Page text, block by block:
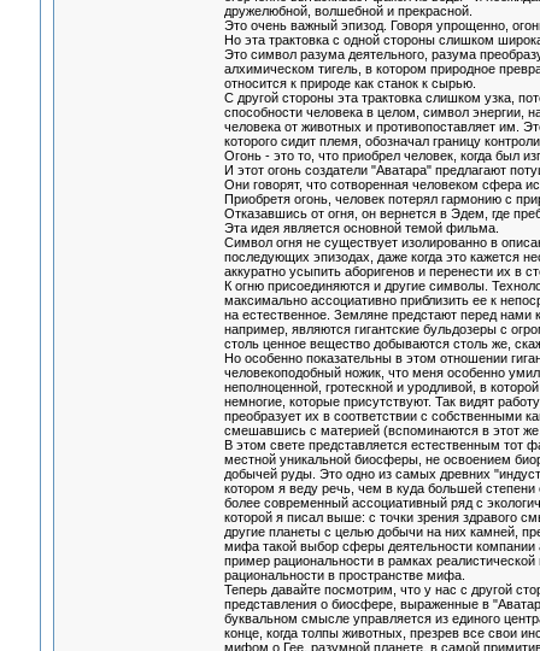
дружелюбной, волшебной и прекрасной.
Это очень важный эпизод. Говоря упрощенно,
Но эта трактовка с одной стороны слишком
Это символ разума деятельного, разума
алхимическом тигель, в котором природное
относится к природе как станок к сырью.
С другой стороны эта трактовка слишком узка,
способности человека в целом, символ энергии,
человека от животных и противопоставляет им.
которого сидит племя, обозначал границу
Огонь - это то, что приобрел человек, когда был
И этот огонь создатели "Аватара" предлагают
Они говорят, что сотворенная человеком сфера
Приобретя огонь, человек потерял гармонию с
Отказавшись от огня, он вернется в Эдем, где
Эта идея является основной темой фильма.
Символ огня не существует изолированно в
последующих эпизодах, даже когда это кажется
аккуратно усыпить аборигенов и перенести их в
К огню присоединяются и другие символы.
максимально ассоциативно приблизить ее к
на естественное. Земляне предстают перед нами
например, являются гигантские бульдозеры с
столь ценное вещество добываются столь же,
Но особенно показательны в этом отношении
человекоподобный ножик, что меня особенно
неполноценной, гротескной и уродливой, в
немногие, которые присутствуют. Так видят
преобразует их в соответствии с собственными
смешавшись с материей (вспоминаются в этот
В этом свете представляется естественным тот
местной уникальной биосферы, не освоением
добычей руды. Это одно из самых древних
котором я веду речь, чем в куда большей
более современный ассоциативный ряд с
которой я писал выше: с точки зрения здравого
другие планеты с целью добычи на них камней,
мифа такой выбор сферы деятельности компании
пример рациональности в рамках
рациональности в пространстве мифа.
Теперь давайте посмотрим, что у нас с другой
представления о биосфере, выраженные в
буквальном смысле управляется из единого
конце, когда толпы животных, презрев все свои
мифом о Гее, разумной планете, в самой